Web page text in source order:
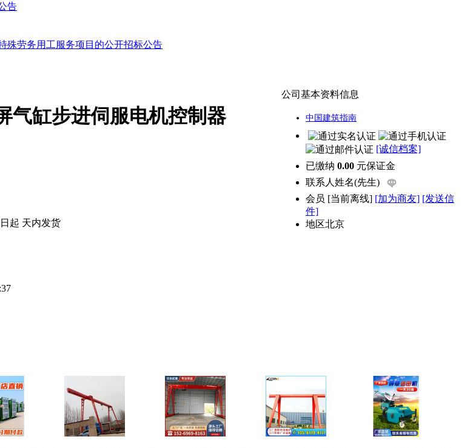
告
殊劳务用工服务项目的公开招标公告
气缸步进伺服电机控制器
起 天内发货
公司基本资料信息
中国建筑指南
[诚信档案]
已缴纳 0.00 元保证金
联系人 姓名(先生)
会员 [当前离线] [加为商友] [发送信
件]
地区北京